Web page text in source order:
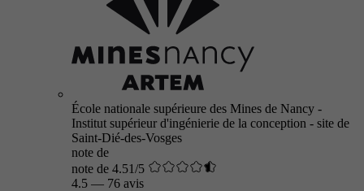
École nationale supérieure des Mines de Nancy -
Institut supérieur d'ingénierie de la conception - site de
Saint-Dié-des-Vosges
note de
note de 4.51/5
4.5 — 76 avis